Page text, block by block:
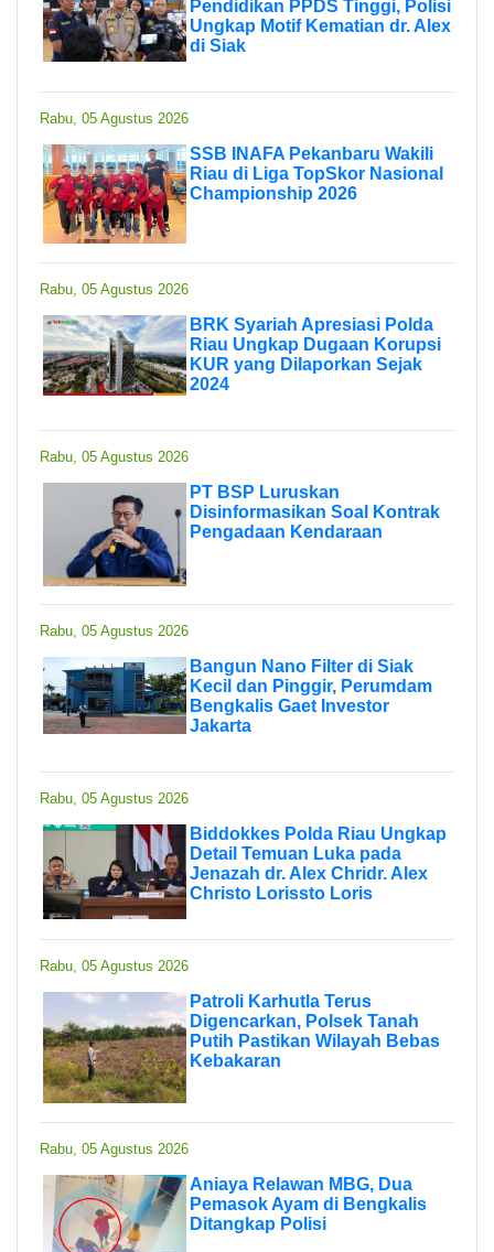
Pendidikan PPDS Tinggi, Polisi
Ungkap Motif Kematian dr. Alex
di Siak
Rabu, 05 Agustus 2026
SSB INAFA Pekanbaru Wakili
Riau di Liga TopSkor Nasional
Championship 2026
Rabu, 05 Agustus 2026
BRK Syariah Apresiasi Polda
Riau Ungkap Dugaan Korupsi
KUR yang Dilaporkan Sejak
2024
Rabu, 05 Agustus 2026
PT BSP Luruskan
Disinformasikan Soal Kontrak
Pengadaan Kendaraan
Rabu, 05 Agustus 2026
Bangun Nano Filter di Siak
Kecil dan Pinggir, Perumdam
Bengkalis Gaet Investor
Jakarta
Rabu, 05 Agustus 2026
Biddokkes Polda Riau Ungkap
Detail Temuan Luka pada
Jenazah dr. Alex Chridr. Alex
Christo Lorissto Loris
Rabu, 05 Agustus 2026
Patroli Karhutla Terus
Digencarkan, Polsek Tanah
Putih Pastikan Wilayah Bebas
Kebakaran
Rabu, 05 Agustus 2026
Aniaya Relawan MBG, Dua
Pemasok Ayam di Bengkalis
Ditangkap Polisi